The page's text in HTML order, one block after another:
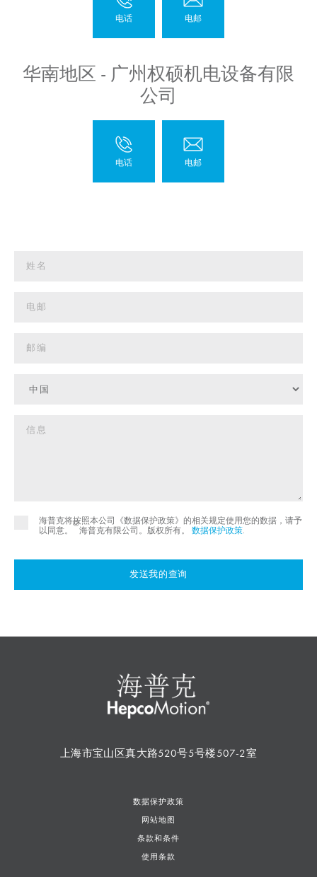
华南地区 - 广州权硕机电设备有限
公司
海普克将按照本公司《数据保护政策》的相关规定使用您的数据，请予
以同意。
©
海普克有限公司。版权所有。 数据保护政策.
发送我的查询
上海市宝山区真大路520号5号楼507-2室
数据保护政策
网站地图
条款和条件
使用条款